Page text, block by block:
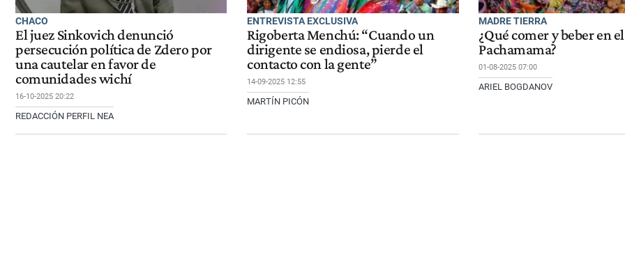
CHACO
El juez Sinkovich denunció
persecución política de Zdero por
una cautelar en favor de
comunidades wichí
16-10-2025 20:22
REDACCIÓN PERFIL NEA
ENTREVISTA EXCLUSIVA
Rigoberta Menchú: “Cuando un
dirigente se endiosa, pierde el
contacto con la gente”
14-09-2025 12:55
MARTÍN PICÓN
MADRE TIERRA
¿Qué comer y beber en
Pachamama?
01-08-2025 07:00
ARIEL BOGDANOV